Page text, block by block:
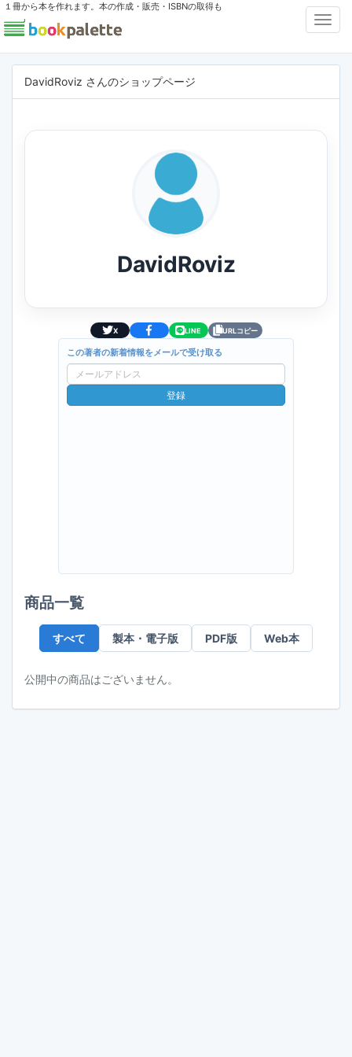
１冊から本を作れます。本の作成・販売・ISBNの取得も
DavidRoviz さんのショップページ
DavidRoviz
X LINE URLコピー
この著者の新着情報をメールで受け取る
ー
ル
登録
商品一覧
すべて 製本・電子版 PDF版 Web本
公開中の商品はございません。